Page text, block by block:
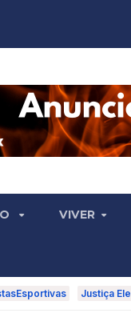
VIVER
Justiça